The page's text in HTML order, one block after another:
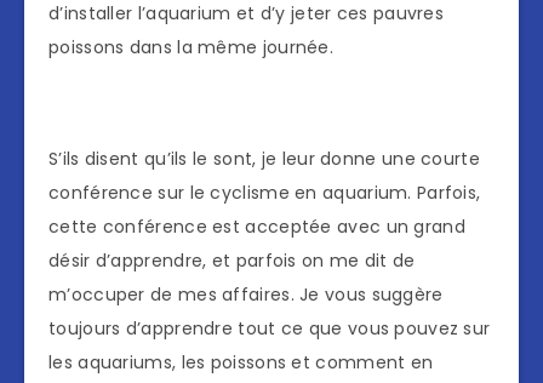
d’installer l’aquarium et d’y jeter ces pauvres
poissons dans la même journée.
S’ils disent qu’ils le sont, je leur donne une courte
conférence sur le cyclisme en aquarium. Parfois,
cette conférence est acceptée avec un grand
désir d’apprendre, et parfois on me dit de
m’occuper de mes affaires. Je vous suggère
toujours d’apprendre tout ce que vous pouvez sur
les aquariums, les poissons et comment en